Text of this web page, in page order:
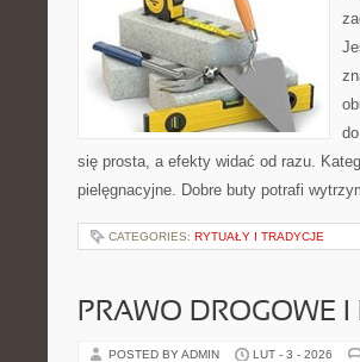
się prosta, a efekty widać od razu.
pielęgnacyjne. Dobre buty potrafi
CATEGORIES: RYTUAŁY I TRADYCJE
PRAWO DROGOWE I
POSTED BY ADMIN LUT - 3 - 2026